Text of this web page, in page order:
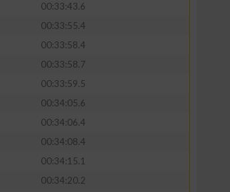
00:33:43.6
00:33:55.4
00:33:58.4
00:33:58.7
00:33:59.5
00:34:05.6
00:34:06.4
00:34:08.4
00:34:15.1
00:34:20.2